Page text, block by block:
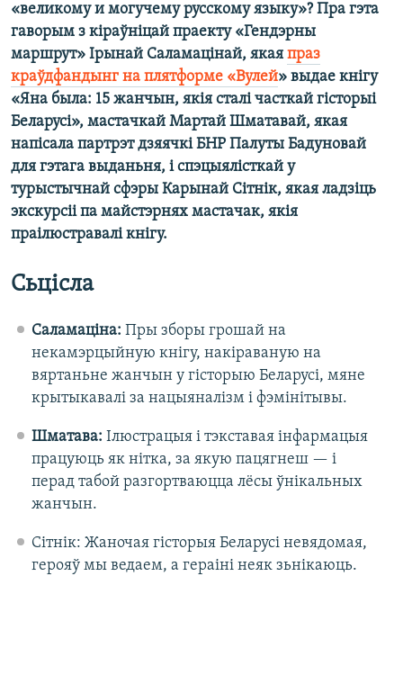
«великому и могучему русскому языку»? Пра гэта
гаворым з кіраўніцай праекту «Гендэрны
маршрут» Ірынай Саламацінай, якая праз
краўдфандынг на плятформе «Вулей» выдае кнігу
«Яна была: 15 жанчын, якія сталі часткай гісторыі
Беларусі», мастачкай Мартай Шматавай, якая
напісала партрэт дзяячкі БНР Палуты Бадуновай
для гэтага выданьня, і спэцыялісткай у
турыстычнай сфэры Карынай Сітнік, якая ладзіць
экскурсіі па майстэрнях мастачак, якія
праілюстравалі кнігу.
Сьцісла
Саламаціна: Пры зборы грошай на
некамэрцыйную кнігу, накіраваную на
вяртаньне жанчын у гісторыю Беларусі, мяне
крытыкавалі за нацыяналізм і фэмінітывы.
Шматава: Ілюстрацыя і тэкставая інфармацыя
працуюць як нітка, за якую пацягнеш — і
перад табой разгортваюцца лёсы ўнікальных
жанчын.
Сітнік: Жаночая гісторыя Беларусі невядомая,
герояў мы ведаем, а гераіні неяк зьнікаюць.